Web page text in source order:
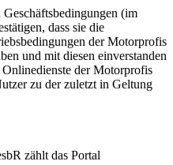
(im
dass sie die
der Motorprofis
und mit diesen einverstanden
der Motorprofis
zu der zuletzt in Geltung
zählt das Portal